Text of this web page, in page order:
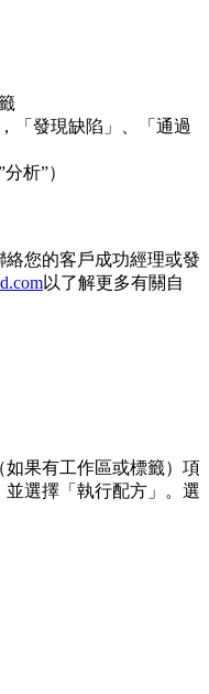
「發現缺陷」、「通過
析”）
您的客戶成功經理或發
以了解更多有關自
如果有工作區或標籤）項
選擇「執行配方」。選